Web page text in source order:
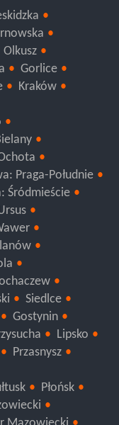
Olkusz
Gorlice
Praga-Południe
Śródmieście
Sochaczew
Siedlce
Gostynin
Lipsko
Przasnysz